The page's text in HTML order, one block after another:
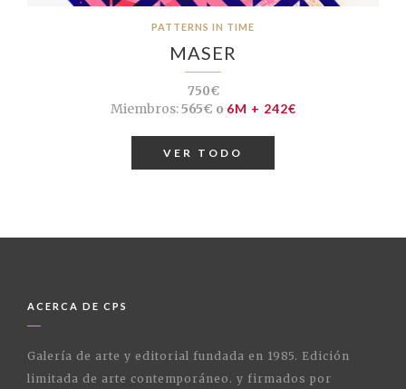
PATTERNS IN TIME
MASER
750€
Miembros:565€ o 6M + 242€
VER TODO
ACERCA DE CPS
Galería de arte y editorial fundada en 1985. Edición
limitada de arte contemporáneo. y firmados por